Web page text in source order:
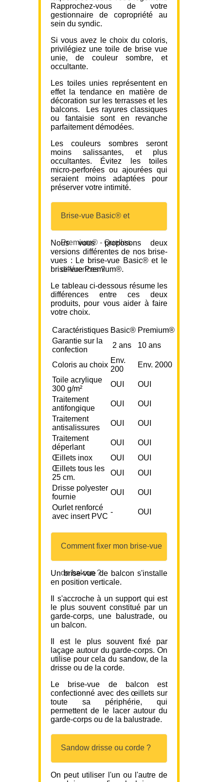
Rapprochez-vous de votre
gestionnaire de copropriété au
sein du syndic.
Si vous avez le choix du coloris,
privilégiez une toile de brise vue
unie, de couleur sombre, et
occultante.
Les toiles unies représentent en
effet la tendance en matière de
décoration sur les terrasses et les
balcons. Les rayures classiques
ou fantaisie sont en revanche
parfaitement démodées.
Les couleurs sombres seront
moins salissantes, et plus
occultantes. Évitez les toiles
micro-perforées ou ajourées qui
seraient moins adaptées pour
préserver votre intimité.
Brise-vue Basic® et
Premium® - Quelles
différences ?
Nous vous proposons deux
versions différentes de nos brise-
vues : Le brise-vue Basic® et le
brise-vue Premium®.
Le tableau ci-dessous résume les
différences entre ces deux
produits, pour vous aider à faire
votre choix.
Caractéristiques Basic® Premium®
Garantie sur la
confection
2 ans 10 ans
Coloris au choix
Env.
200
Env. 2000
Toile acrylique
300 g/m²
OUI
OUI
Traitement
antifongique
OUI
OUI
Traitement
antisalissures
OUI
OUI
Traitement
déperlant
OUI
OUI
Œillets inox
OUI
OUI
Œillets tous les
25 cm.
OUI
OUI
Drisse polyester
fournie
OUI
OUI
Ourlet renforcé
avec insert PVC
- OUI
Comment fixer mon brise-vue
de balcon ?
Un brise-vue de balcon s'installe
en position verticale.
Il s'accroche à un support qui est
le plus souvent constitué par un
garde-corps, une balustrade, ou
un balcon.
Il est le plus souvent fixé par
laçage autour du garde-corps. On
utilise pour cela du sandow, de la
drisse ou de la corde.
Le brise-vue de balcon est
confectionné avec des œillets sur
toute sa périphérie, qui
permettent de le lacer autour du
garde-corps ou de la balustrade.
Sandow drisse ou corde ?
On peut utiliser l'un ou l'autre de